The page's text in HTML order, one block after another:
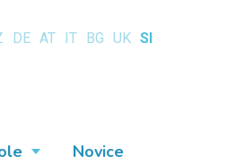
DE AT IT BG UK SI
Novice